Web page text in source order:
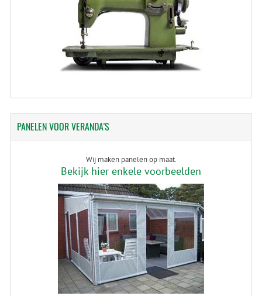
PANELENVOOR VERANDA'S
Wij maken panelen op maat.
Bekijk hier enkele voorbeelden